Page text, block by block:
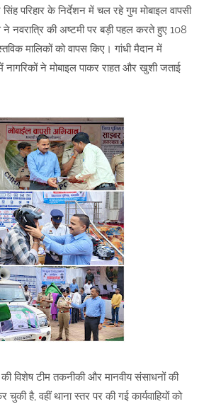
परिहार के निर्देशन में चल रहे गुम मोबाइल वापसी
नवरात्रि की अष्टमी पर बड़ी पहल करते हुए 108
मालिकों को वापस किए। गांधी मैदान में
ने मोबाइल पाकर राहत और खुशी जताई
विशेष टीम तकनीकी और मानवीय संसाधनों की
है, वहीं थाना स्तर पर की गई कार्यवाहियों को